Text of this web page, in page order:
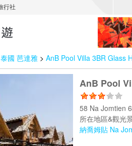
泰國 芭達雅 > AnB Pool Villa 3BR Glass
AnB Pool
58 Na Jomtien
所在地區&觀光
納喬姆貼 Na